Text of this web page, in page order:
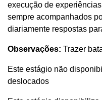
execução de
sempre acompanhados
diariamente respostas
Observações: Trazer
Este estágio não
deslocados